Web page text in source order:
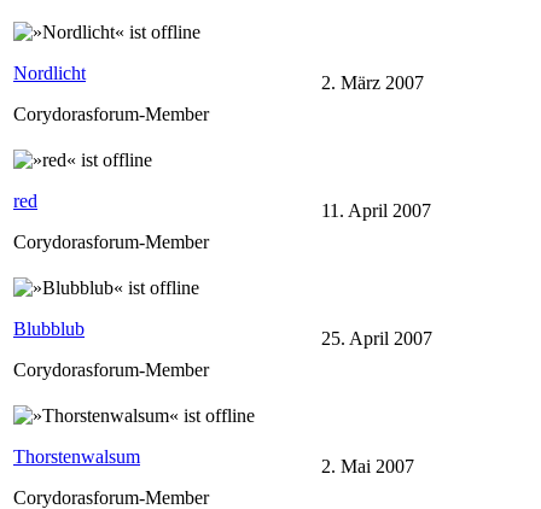
Nordlicht
Corydorasforum-Member
2. März 2007
red
Corydorasforum-Member
11. April 2007
Blubblub
Corydorasforum-Member
25. April 2007
Thorstenwalsum
Corydorasforum-Member
2. Mai 2007